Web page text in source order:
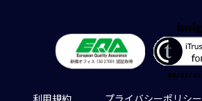
利用規約 プライバシーポリシー